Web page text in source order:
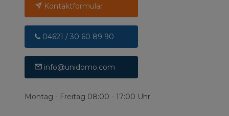
Kontaktformular
04621 / 30 60 89 90
info@unidomo.com
Montag - Freitag 08:00 - 17:00 Uhr